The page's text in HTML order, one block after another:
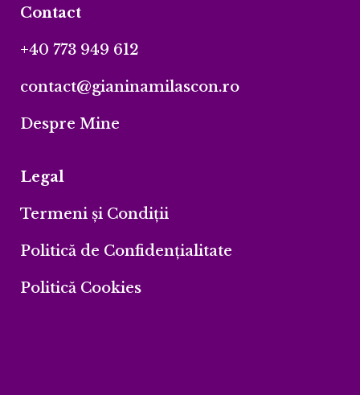
Contact
+40 773 949 612
contact@gianinamilascon.ro
Despre Mine
Legal
Termeni și Condiții
Politică de Confidențialitate
Politică Cookies